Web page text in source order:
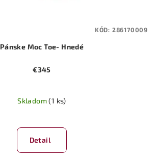
Pánske Moc Toe- Hnedé
€345
Skladom(1 ks)
Detail
KÓD: 286170009